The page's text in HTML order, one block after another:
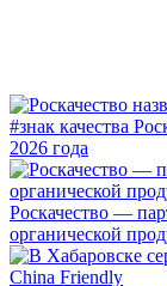
#знак качества
2026 года
Роскачество —
органической